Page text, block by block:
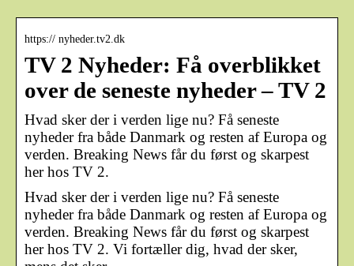
https:// nyheder.tv2.dk
TV 2 Nyheder: Få overblikket
over de seneste nyheder – TV 2
Hvad sker der i verden lige nu? Få seneste
nyheder fra både Danmark og resten af Europa og
verden. Breaking News får du først og skarpest
her hos TV 2.
Hvad sker der i verden lige nu? Få seneste
nyheder fra både Danmark og resten af Europa og
verden. Breaking News får du først og skarpest
her hos TV 2. Vi fortæller dig, hvad der sker,